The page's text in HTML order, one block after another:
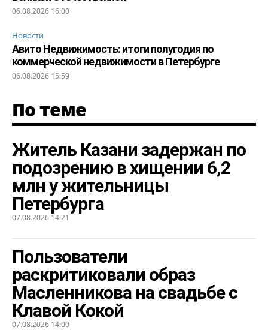
06.08.2026 16:00
Новости
Авито Недвижимость: итоги полугодия по
коммерческой недвижимости в Петербурге
06.08.2026 15:59
По теме
Житель Казани задержан по
подозрению в хищении 6,2
млн у жительницы
Петербурга
07.08.2026 14:21
Пользователи
раскритиковали образ
Масленникова на свадьбе с
Клавой Кокой
07.08.2026 14:00